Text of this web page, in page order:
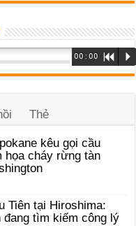
00:00 R P
Thẻ
kêu gọi cầu
họa cháy rừng tàn
Tiên tại Hiroshima:
tìm kiếm công lý